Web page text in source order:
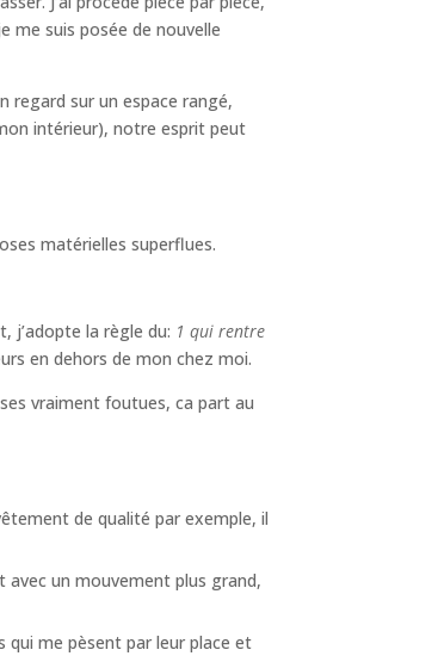
me suis posée de nouvelle
regard sur un espace rangé,
intérieur), notre esprit peut
matérielles superflues.
j’adopte la règle du: 1 qui rentre
en dehors de mon chez moi.
vraiment foutues, ca part au
de qualité par exemple, il
un mouvement plus grand,
qui me pèsent par leur place et